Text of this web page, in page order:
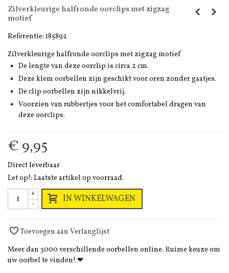
Zilverkleurige halfronde oorclips met zigzag
motief
Referentie: 185892
Zilverkleurige halfronde oorclips met zigzag motief
De lengte van deze oorclip is circa 2 cm.
Deze klem oorbellen zijn geschikt voor oren zonder gaatjes.
De clip oorbellen zijn nikkelvrij.
Voorzien van rubbertjes voor het comfortabel dragen van
deze oorclips.
€ 9,95
Direct leverbaar
Let op!: Laatste artikel op voorraad.
-
+ IN WINKELWAGEN
Toevoegen aan Verlanglijst
Meer dan 3000 verschillende oorbellen online. Ruime keuze om
uw oorbel te vinden! ❤